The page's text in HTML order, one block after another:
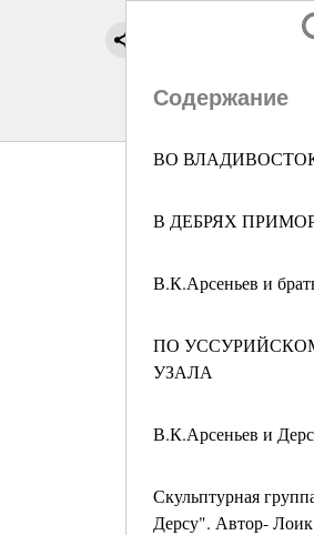
Содержание
ВО
В ДЕБРЯХ
В.К.Арсеньев и
ПО
УЗАЛА
В.К.Арсеньев и
Скульптурная
Дерсу". Автор-